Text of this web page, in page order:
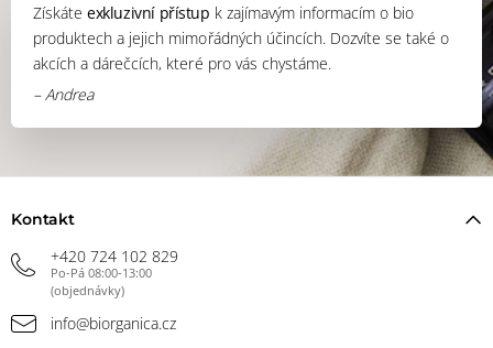
Získáteexkluzivní přístup k zajímavým informacím o bio
produktech a jejich mimořádných účincích. Dozvíte se také o
akcích a dárečcích, které pro vás chystáme.
– Andrea
Kontakt
+420 724 102 829
Po-Pá 08:00-13:00
(objednávky)
info@biorganica.cz